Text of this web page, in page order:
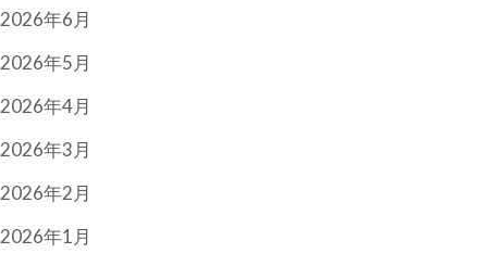
2026年6月
2026年5月
2026年4月
2026年3月
2026年2月
2026年1月